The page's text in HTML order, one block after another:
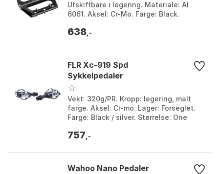
Utskiftbare i legering. Materiale: Al
6061. Aksel: Cr-Mo. Farge: Black.
638 ,-
FLR Xc-919 Spd
Sykkelpedaler
Vekt: 320g/PR. Kropp: legering, malt
farge. Aksel: Cr-mo. Lager: Forseglet.
Farge: Black / silver. Størrelse: One
757 ,-
Wahoo Nano Pedaler